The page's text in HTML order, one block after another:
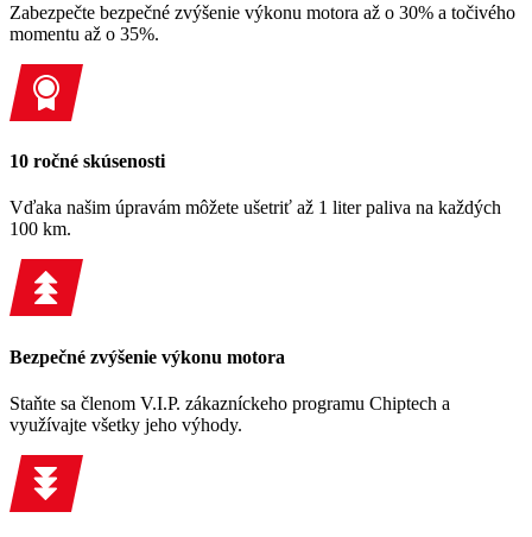
Zabezpečte bezpečné zvýšenie výkonu motora až o 30% a točivého
momentu až o 35%.
10 ročné skúsenosti
Vďaka našim úpravám môžete ušetriť až 1 liter paliva na každých
100 km.
Bezpečné zvýšenie výkonu motora
Staňte sa členom V.I.P. zákazníckeho programu Chiptech a
využívajte všetky jeho výhody.